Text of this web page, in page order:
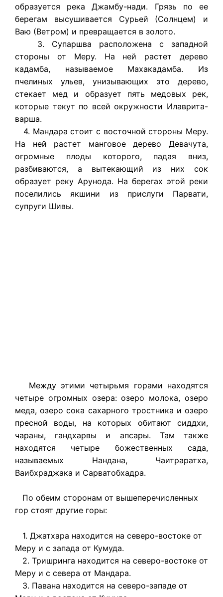
образуется река Джамбу-нади. Грязь по ее
берегам высушивается Сурьей (Солнцем) и
Ваю (Ветром) и превращается в золото.
3. Супаршва расположена с западной
стороны от Меру. На ней растет дерево
кадамба, называемое Махакадамба. Из
пчелиных ульев, унизывающих это дерево,
стекает мед и образует пять медовых рек,
которые текут по всей окружности Илаврита-
варша.
4. Мандара стоит с восточной стороны Меру.
На ней растет манговое дерево Девачута,
огромные плоды которого, падая вниз,
разбиваются, а вытекающий из них сок
образует реку Арунода. На берегах этой реки
поселились якшини из прислуги Парвати,
супруги Шивы.
Между этими четырьмя горами находятся
четыре огромных озера: озеро молока, озеро
меда, озеро сока сахарного тростника и озеро
пресной воды, на которых обитают сиддхи,
чараны, гандхарвы и апсары. Там также
находятся четыре божественных сада,
называемых Нандана, Чаитраратха,
Ваибхраджака и Сарватобхадра.
По обеим сторонам от вышеперечисленных
гор стоят другие горы:
1. Джатхара находится на северо-востоке от
Меру и с запада от Кумуда.
2. Тришринга находится на северо-востоке от
Меру и с севера от Мандара.
3. Павана находится на северо-западе от